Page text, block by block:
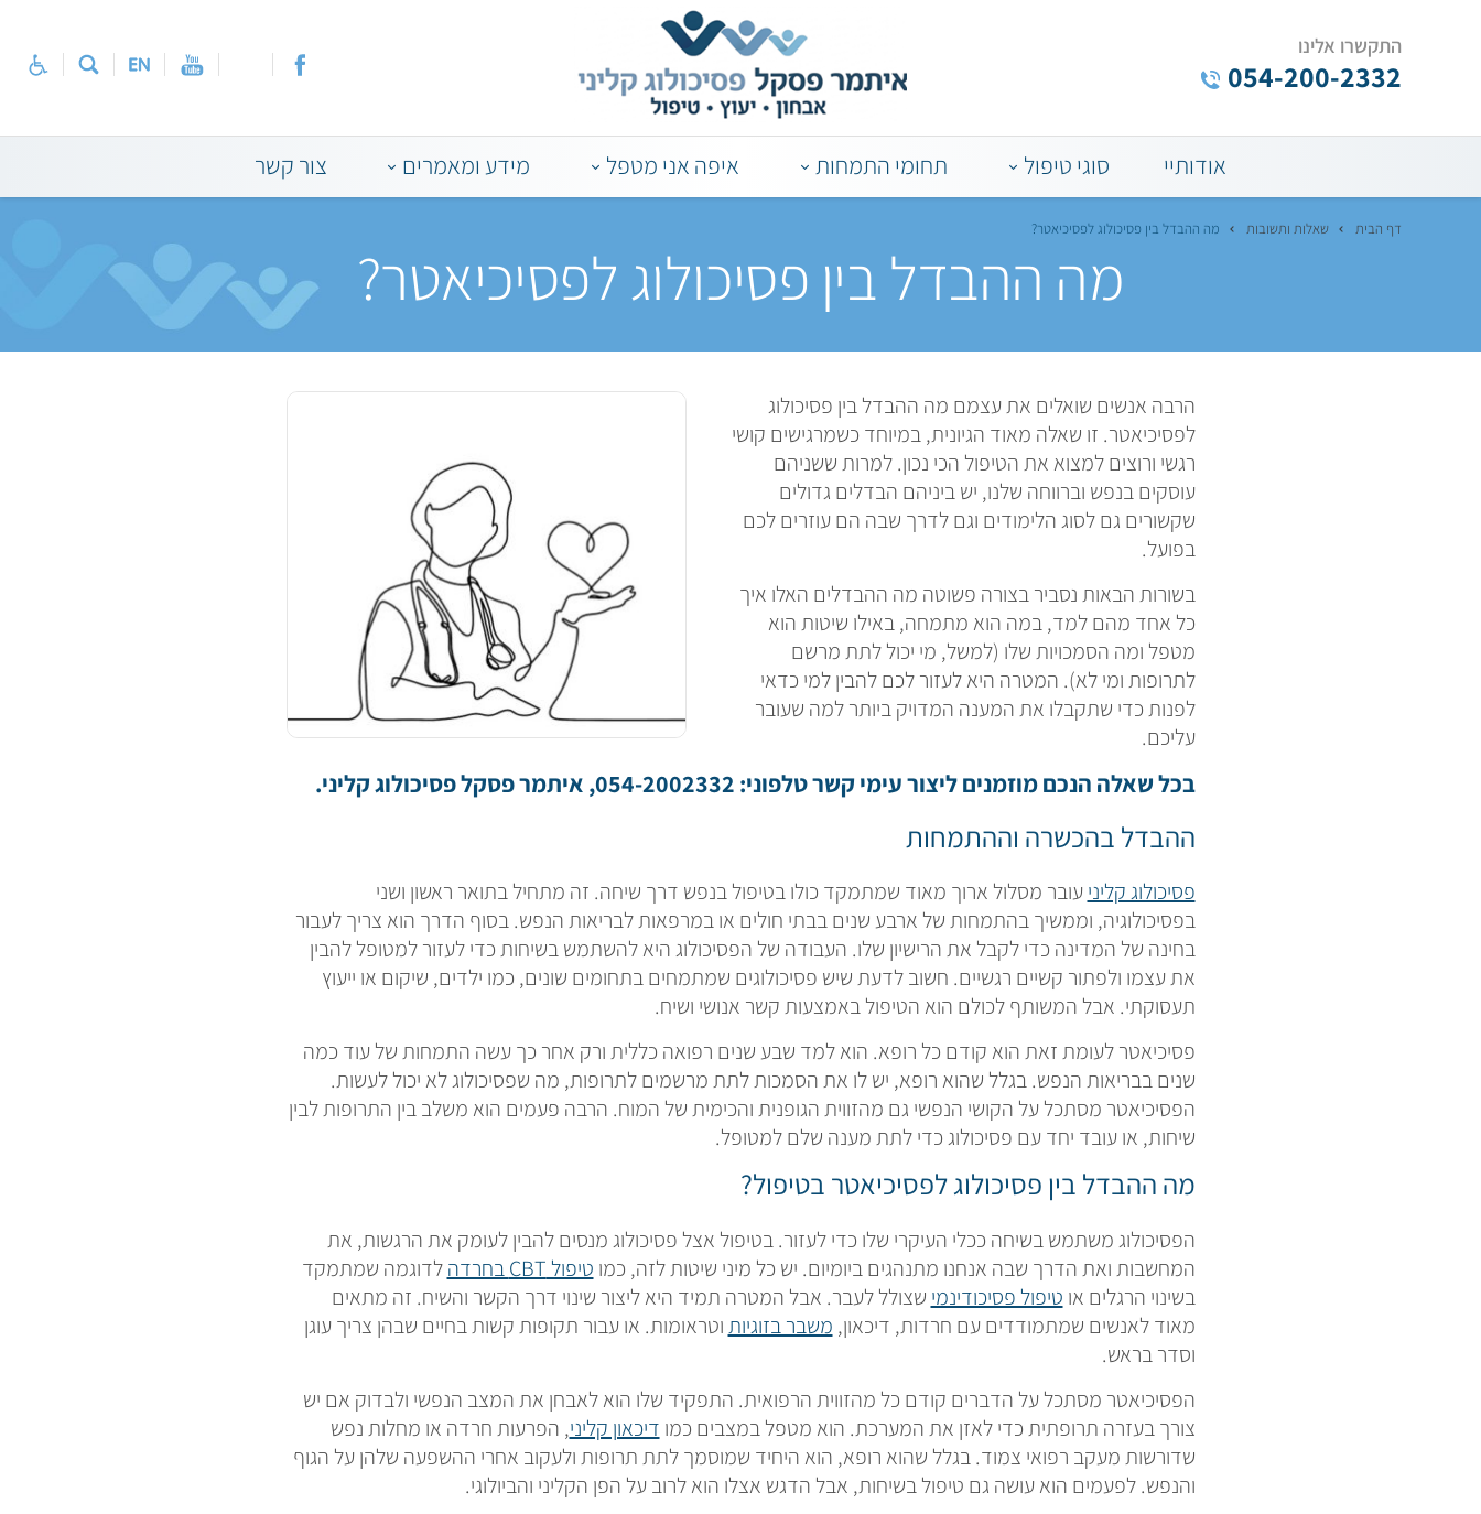
התקשרו אלינו
054-200-2332
אודותיי סוגי טיפול תחומי התמחות איפה אני מטפל מידע ומאמרים צור קשר
דף הבית שאלות ותשובות מה ההבדל בין פסיכולוג לפסיכיאטר?
מה ההבדל בין פסיכולוג לפסיכיאטר?
הרבה אנשים שואלים את עצמם מה ההבדל בין פסיכולוג
לפסיכיאטר. זו שאלה מאוד הגיונית, במיוחד כשמרגישים קושי
רגשי ורוצים למצוא את הטיפול הכי נכון. למרות ששניהם
עוסקים בנפש וברווחה שלנו, יש ביניהם הבדלים גדולים
שקשורים גם לסוג הלימודים וגם לדרך שבה הם עוזרים לכם
בפועל.
בשורות הבאות נסביר בצורה פשוטה מה ההבדלים האלו איך
כל אחד מהם למד, במה הוא מתמחה, באילו שיטות הוא
מטפל ומה הסמכויות שלו (למשל, מי יכול לתת מרשם
לתרופות ומי לא). המטרה היא לעזור לכם להבין למי כדאי
לפנות כדי שתקבלו את המענה המדויק ביותר למה שעובר
עליכם.
בכל שאלה הנכם מוזמנים ליצור עימי קשר טלפוני: 054-2002332, איתמר פסקל פסיכולוג קליני.
ההבדל בהכשרה וההתמחות
פסיכולוג קליניעובר מסלול ארוך מאוד שמתמקד כולו בטיפול בנפש דרך שיחה. זה מתחיל בתואר ראשון ושני
בפסיכולוגיה, וממשיך בהתמחות של ארבע שנים בבתי חולים או במרפאות לבריאות הנפש. בסוף הדרך הוא צריך לעבור
בחינה של המדינה כדי לקבל את הרישיון שלו. העבודה של הפסיכולוג היא להשתמש בשיחות כדי לעזור למטופל להבין
את עצמו ולפתור קשיים רגשיים. חשוב לדעת שיש פסיכולוגים שמתמחים בתחומים שונים, כמו ילדים, שיקום או ייעוץ
תעסוקתי. אבל המשותף לכולם הוא הטיפול באמצעות קשר אנושי ושיח.
פסיכיאטר לעומת זאת הוא קודם כל רופא. הוא למד שבע שנים רפואה כללית ורק אחר כך עשה התמחות של עוד כמה
שנים בבריאות הנפש. בגלל שהוא רופא, יש לו את הסמכות לתת מרשמים לתרופות, מה שפסיכולוג לא יכול לעשות.
הפסיכיאטר מסתכל על הקושי הנפשי גם מהזווית הגופנית והכימית של המוח. הרבה פעמים הוא משלב בין התרופות לבין
שיחות, או עובד יחד עם פסיכולוג כדי לתת מענה שלם למטופל.
מה ההבדל בין פסיכולוג לפסיכיאטר בטיפול?
הפסיכולוג משתמש בשיחה ככלי העיקרי שלו כדי לעזור. בטיפול אצל פסיכולוג מנסים להבין לעומק את הרגשות, את
המחשבות ואת הדרך שבה אנחנו מתנהגים ביומיום. יש כל מיני שיטות לזה, כמו טיפול CBT בחרדה
לדוגמה שמתמקד
בשינוי הרגלים או טיפול פסיכודינמי שצולל לעבר. אבל המטרה תמיד היא ליצור שינוי דרך הקשר והשיח. זה מתאים
מאוד לאנשים שמתמודדים עם חרדות, דיכאון, משבר בזוגיותוטראומות. או עבור תקופות קשות בחיים שבהן צריך עוגן
וסדר בראש.
הפסיכיאטר מסתכל על הדברים קודם כל מהזווית הרפואית. התפקיד שלו הוא לאבחן את המצב הנפשי ולבדוק אם יש
צורך בעזרה תרופתית כדי לאזן את המערכת. הוא מטפל במצבים כמו דיכאון קליני, הפרעות חרדה או מחלות נפש
שדורשות מעקב רפואי צמוד. בגלל שהוא רופא, הוא היחיד שמוסמך לתת תרופות ולעקוב אחרי ההשפעה שלהן על הגוף
והנפש. לפעמים הוא עושה גם טיפול בשיחות, אבל הדגש אצלו הוא לרוב על הפן הקליני והביולוגי.